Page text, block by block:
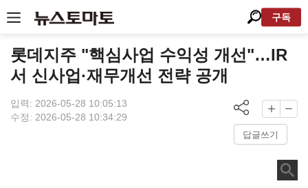
구독
롯데지주 "핵심사업 수익성 개선"…IR
서 신사업·재무개선 전략 공개
입력: 2026-05-28 10:05:13
수정: 2026-05-28 10:34:29
답글쓰기